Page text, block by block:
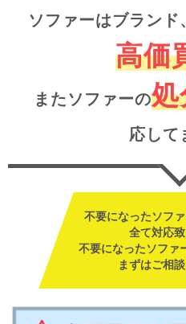
ソファーはブラン
高価
またソファーの処
応して
不要になったソフ
全て対応致
不要になったソファ
まずはご相談